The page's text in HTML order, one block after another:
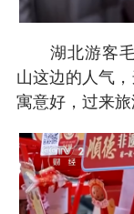
湖北游客毛
山这边的人气
寓意好，过来旅